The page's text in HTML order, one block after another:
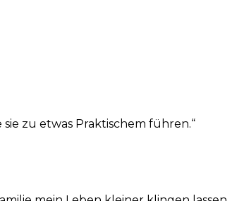
zu etwas Praktischem führen.“